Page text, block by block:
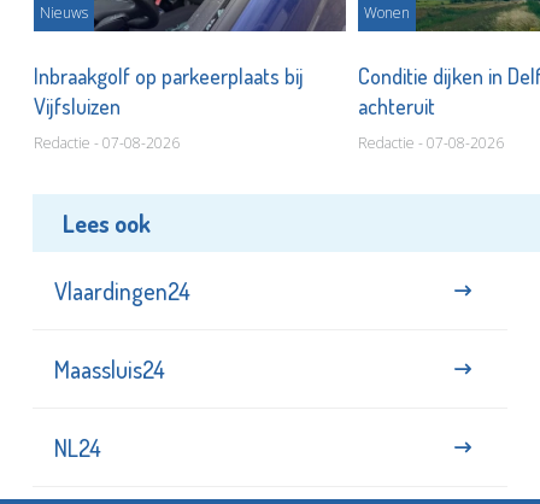
Nieuws
Inbraakgolf op parkeerplaats bij
Vijfsluizen
Redactie - 07-08-2026
Wonen
Conditie dijken in
achteruit
Redactie - 07-08-2026
Lees ook
Vlaardingen24
Maassluis24
NL24